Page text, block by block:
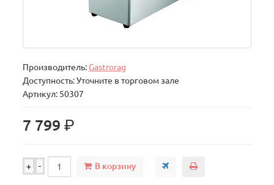
Производитель: Gastrorag
Доступность: Уточните в торговом зале
Артикул: 50307
7 799р.
+ - В корзину